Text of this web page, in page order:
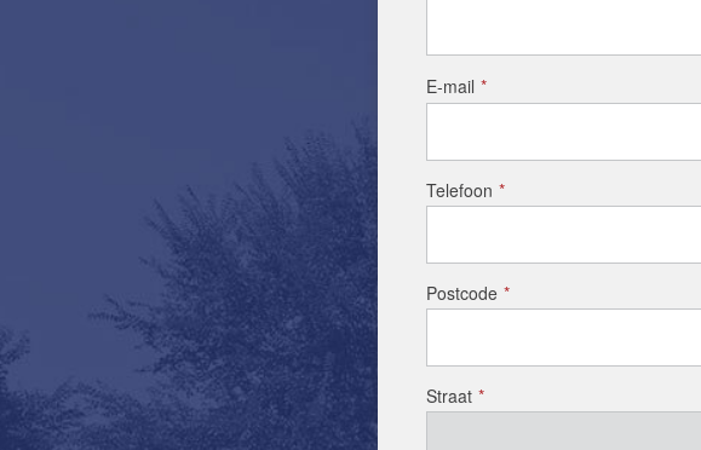
E-mail *
Telefoon *
Postcode *
Straat *